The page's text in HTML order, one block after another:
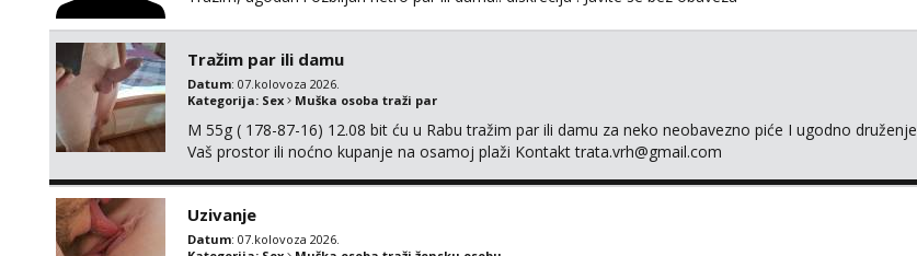
Tražim par ili damu
Datum: 07.kolovoza 2026.
Kategorija: Sex Muška osoba traži par
M 55g ( 178-87-16) 12.08 bit ću u Rabu tražim par ili damu za neko neobavezno piće I ugodno druženje
Vaš prostor ili noćno kupanje na osamoj plaži Kontakt trata.vrh@gmail.com
Uzivanje
Datum: 07.kolovoza 2026.